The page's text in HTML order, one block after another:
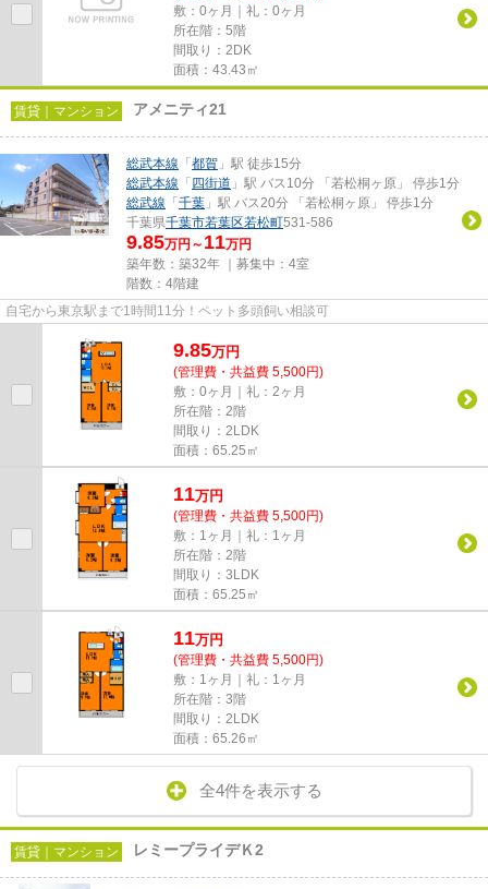
敷：0ヶ月｜礼：0ヶ月
所在階：5階
間取り：2DK
面積：43.43㎡
賃貸｜マンション アメニティ21
総武本線 「 都賀 」駅 徒歩15分
総武本線 「 四街道 」駅 バス10分 「若松桐ヶ原」 停歩1分
総武線 「 千葉 」駅 バス20分 「若松桐ヶ原」 停歩1分
千葉県千葉市若葉区若松町531-586
9.85万円～ 11万円
築年数：築32年 ｜募集中： 4室
階数：4階建
自宅から東京駅まで1時間11分！ペット多頭飼い相談可
9.85万円
(管理費・共益費 5,500円)
敷：0ヶ月｜礼：2ヶ月
所在階：2階
間取り：2LDK
面積：65.25㎡
11万円
(管理費・共益費 5,500円)
敷：1ヶ月｜礼：1ヶ月
所在階：2階
間取り：3LDK
面積：65.25㎡
11万円
(管理費・共益費 5,500円)
敷：1ヶ月｜礼：1ヶ月
所在階：3階
間取り：2LDK
面積：65.26㎡
全4件を表示する
賃貸｜マンション レミープライデＫ2